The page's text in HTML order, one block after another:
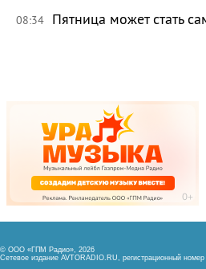
08:34 Пятница может стать
© ООО «ГПМ Радио», 2026
Сетевое издание AVTORADIO.RU, регистрационный номер